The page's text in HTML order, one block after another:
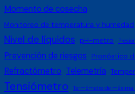
Momento de cosecha
Monitoreo de temperatura y humedad
Nivel de líquidos pH-metro
Prevención de riesgos Pronóstico
Refractómetro Telemetría
Tensiómetro Termómetro de